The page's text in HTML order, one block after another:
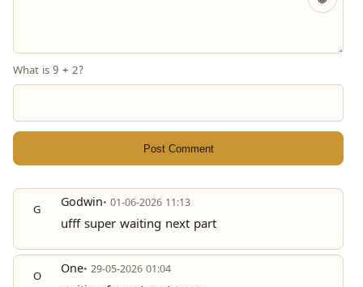
What is 9 + 2?
Post Comment
G Godwin• 01-06-2026 11:13
ufff super waiting next part
O One• 29-05-2026 01:04